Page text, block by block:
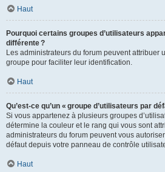
Haut
Pourquoi certains groupes d’utilisateurs
différente ?
Les administrateurs du forum peuvent attribuer
groupe pour faciliter leur identification.
Haut
Qu’est-ce qu’un « groupe d’utilisateurs par
Si vous appartenez à plusieurs groupes
détermine la couleur et le rang qui vous sont
administrateurs du forum peuvent vous
défaut depuis votre panneau de contrôle
Haut